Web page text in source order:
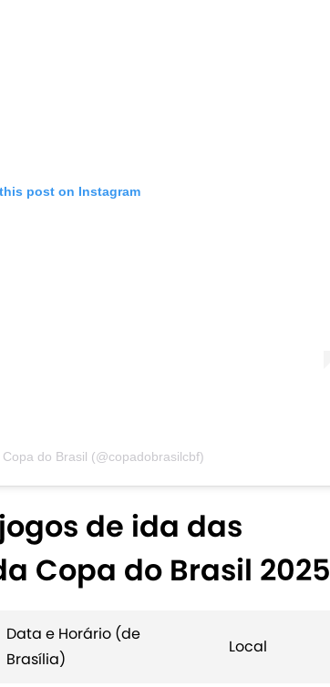
post on Instagram
do Brasil (@copadobrasilcbf)
de ida das
Copa do Brasil 2025
Data e Horário (de
Brasília)
Local